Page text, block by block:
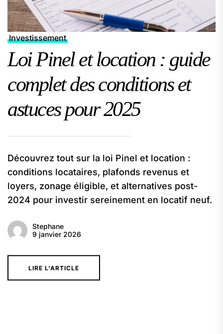
Investissement
Loi Pinel et location : guide
complet des conditions et
astuces pour 2025
Découvrez tout sur la loi Pinel et location :
conditions locataires, plafonds revenus et
loyers, zonage éligible, et alternatives post-
2024 pour investir sereinement en locatif neuf.
Stephane
9 janvier 2026
LIRE L'ARTICLE